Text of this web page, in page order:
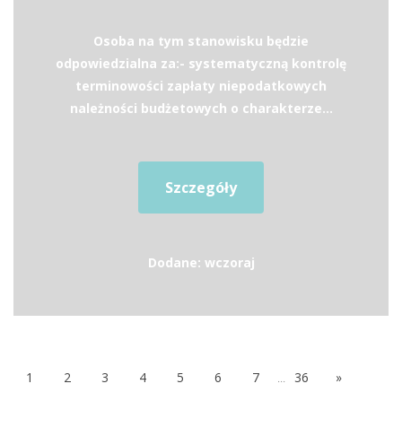
Osoba na tym stanowisku będzie
odpowiedzialna za:- systematyczną kontrolę
terminowości zapłaty niepodatkowych
należności budżetowych o charakterze...
Szczegóły
Dodane: wczoraj
1 2 3 4 5 6 7 ... 36 »